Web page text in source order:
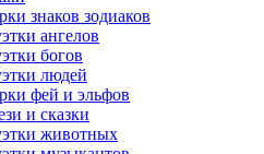
знаков зодиаков
ангелов
богов
людей
фей и эльфов
и сказки
животных